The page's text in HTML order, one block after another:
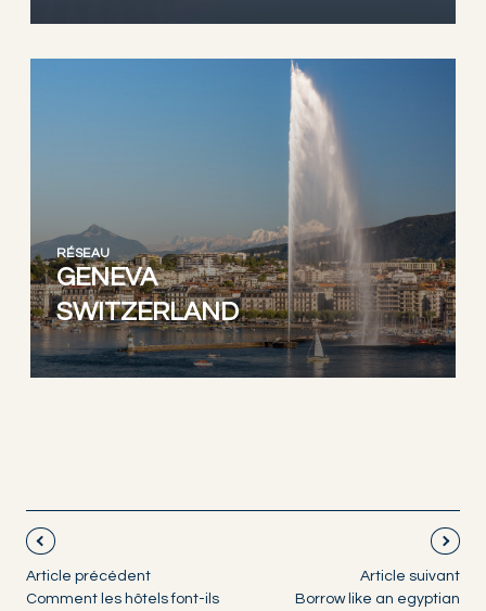
RÉSEAU
GENEVA
SWITZERLAND
Article précédent
Comment les hôtels font-ils
Article suivant
Borrow like an egyptian